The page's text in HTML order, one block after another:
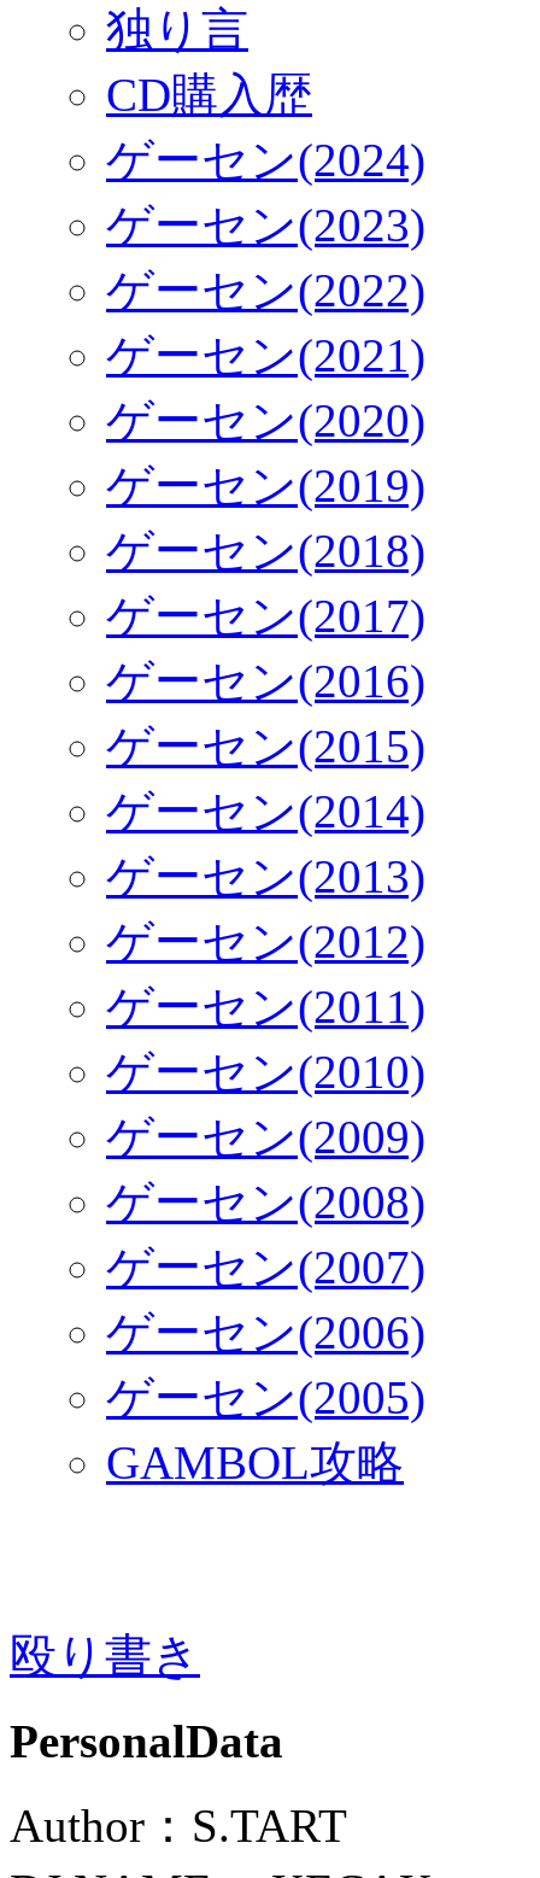
独り言
CD購入歴
ゲーセン(2024)
ゲーセン(2023)
ゲーセン(2022)
ゲーセン(2021)
ゲーセン(2020)
ゲーセン(2019)
ゲーセン(2018)
ゲーセン(2017)
ゲーセン(2016)
ゲーセン(2015)
ゲーセン(2014)
ゲーセン(2013)
ゲーセン(2012)
ゲーセン(2011)
ゲーセン(2010)
ゲーセン(2009)
ゲーセン(2008)
ゲーセン(2007)
ゲーセン(2006)
ゲーセン(2005)
GAMBOL攻略
殴り書き
PersonalData
Author：S.TART